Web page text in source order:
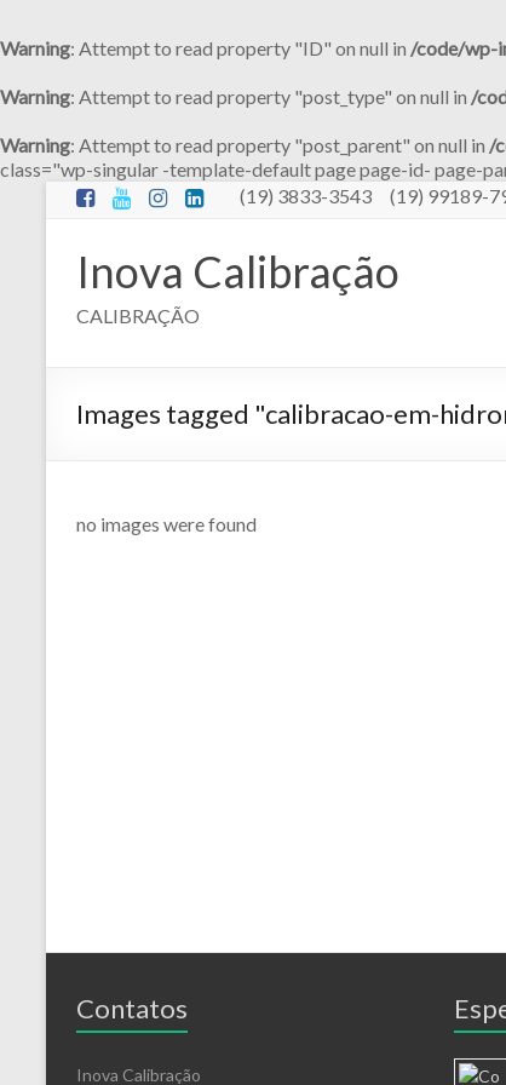
Warning: Attempt to read property "ID" on null in /code/wp-
Warning: Attempt to read property "post_type" on null in /
Warning: Attempt to read property "post_parent" on null in /
class="wp-singular -template-default page page-id- page-
Pular
conteúdo
(19) 3833-3543 (19) 99189-
Inova Calibração
CALIBRAÇÃO
Images tagged "calibracao-em-
no images were found
Contatos
Inova Calibração